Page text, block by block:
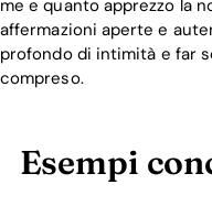
me e quanto apprezzo la
affermazioni aperte e
profondo di intimità e far
compreso.
Esempi